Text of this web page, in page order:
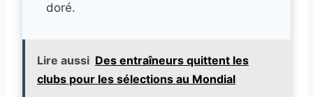
doré.
Lire aussi Des entraîneurs quittent les
clubs pour les sélections au Mondial